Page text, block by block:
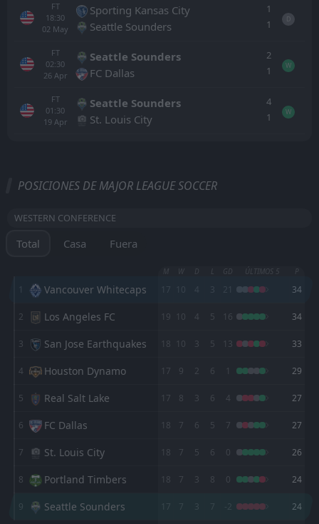
FT
18:30
02 May
Sporting Kansas City
Seattle Sounders
1
1
D
FT
02:30
26 Apr
Seattle Sounders
FC Dallas
2
1
W
FT
01:30
19 Apr
Seattle Sounders
St. Louis City
4
1
W
17Aug
Vancouver Whitecaps
Tigres UANL
Vancouver Whitecaps
Vancouver Whitecaps
FC Juarez
FT
02:30
Vancouver Whitecaps
23:30
Los Angeles FC
D
FT
26 Jul
Vancouver Whitecaps
FT
22
Jul
FC Cincinnati
POSICIONES DE MAJOR LEAGUE SOCCER
WESTERN CONFERENCE
Total Casa Fuera
M W D L GD ÚLTIMOS 5 P
1 Vancouver Whitecaps 3 21 34
2 Los Angeles FC 19 10 4 5 16 34
3 San Jose Earthquakes 18 10 3 5 13 33
4 Houston Dynamo 17 9 2 6 1 29
5 Real Salt Lake 17 8 3 6 4 27
6 FC Dallas 18 7 6 5 7 27
7 St. Louis City 18 7 5 6 0 26
8 Portland Timbers 18 7 3 8 0 24
9 Seattle Sounders 3 24